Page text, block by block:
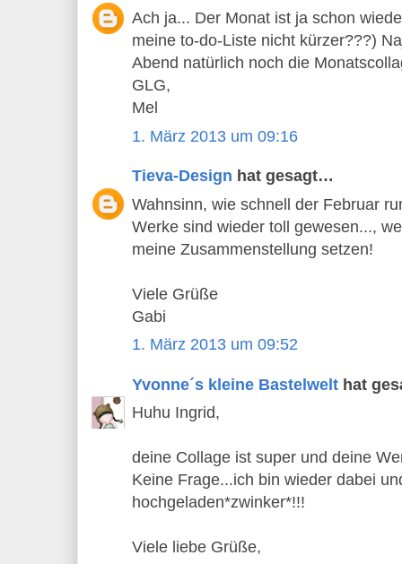
Ach ja... Der Monat ist ja schon
meine to-do-Liste nicht kürzer???)
Abend natürlich noch die
GLG,
Mel
1. März 2013 um 09:16
Tieva-Design hat gesagt…
Wahnsinn, wie schnell der Februar
Werke sind wieder toll gewesen...,
meine Zusammenstellung setzen!
Viele Grüße
Gabi
1. März 2013 um 09:52
Yvonne´s kleine Bastelwelt hat
Huhu Ingrid,
deine Collage ist super und deine
Keine Frage...ich bin wieder dabei
hochgeladen*zwinker*!!!
Viele liebe Grüße,